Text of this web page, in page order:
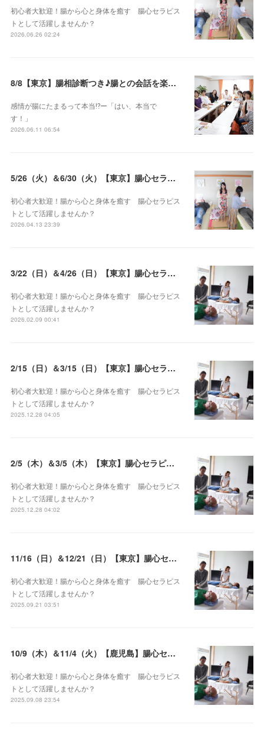
初心者大歓迎！腸から心と身体を癒す 腸心セラピス
トとして活躍しませんか？
2026.06.26 02:24
8/8【東京】腸相診断つき♪腸との会話を楽しむ♡腸心セラピー♪お試し体験会
感情が腸にたまるって本当⁉️ー「はい、本当で
す！」
2026.06.11 06:54
5/26（火）＆6/30（火）【東京】腸心セラピスト養成コース《２日間コース》開講決定
初心者大歓迎！腸から心と身体を癒す 腸心セラピス
トとして活躍しませんか？
2026.04.13 23:39
3/22（日）＆4/26（日）【東京】腸心セラピスト養成コース《２日間コース》開講決定
初心者大歓迎！腸から心と身体を癒す 腸心セラピス
トとして活躍しませんか？
2026.02.09 00:41
2/15（日）＆3/15（日）【東京】腸心セラピスト養成コース《２日間コース》開講決定
初心者大歓迎！腸から心と身体を癒す 腸心セラピス
トとして活躍しませんか？
2025.12.28 04:05
2/5（木）＆3/5（木）【東京】腸心セラピスト養成コース《２日間コース》開講決定
初心者大歓迎！腸から心と身体を癒す 腸心セラピス
トとして活躍しませんか？
2025.12.28 04:02
11/16（日）＆12/21（日）【東京】腸心セラピスト養成コース《２日間コース》開講決定
初心者大歓迎！腸から心と身体を癒す 腸心セラピス
トとして活躍しませんか？
2025.09.21 03:51
10/9（木）＆11/4（火）【鹿児島】腸心セラピスト養成コース《２日間コース》開講決定
初心者大歓迎！腸から心と身体を癒す 腸心セラピス
トとして活躍しませんか？
2025.09.08 23:54